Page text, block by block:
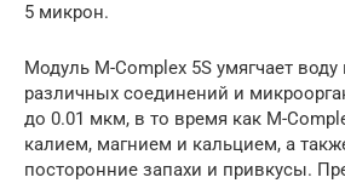
5 микрон.
Модуль М-Complex 5S умягчает
различных соединений и
до 0.01 мкм, в то время как М-
калием, магнием и кальцием, а
посторонние запахи и привкусы.